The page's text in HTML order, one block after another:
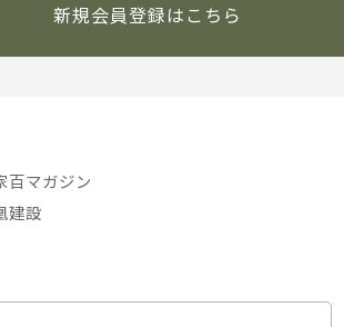
新規会員登録はこちら
百マガジン
建設